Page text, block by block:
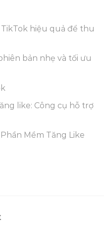
hiệu quả để thu
bản nhẹ và tối ưu
like: Công cụ hỗ trợ
Mềm Tăng Like